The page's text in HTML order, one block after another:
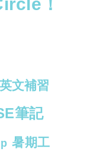
英文補習
筆記
暑期工